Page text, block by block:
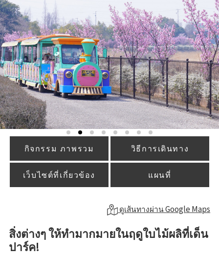
กิจกรรม ภาพรวม วิธีการเดินทาง
เว็บไซต์ที่เกี่ยวข้อง แผนที่
ดูเส้นทางผ่าน Google Maps
สิ่งต่างๆ ให้ทำมากมายในฤดูใบไม้ผลิที่เด็น
ปาร์ค!